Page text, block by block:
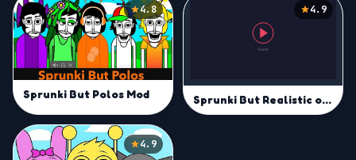
4.8
Sprunki But Polos Mod
4.9
Sprunki But Realistic of them
4.9